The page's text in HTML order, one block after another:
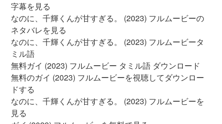
字幕を見る
なのに、千輝くんが甘すぎる。 (2023) フルムービーの
ネタバレを見る
なのに、千輝くんが甘すぎる。 (2023) フルムービータ
ミル語
無料ガイ (2023) フルムービー タミル語 ダウンロード
無料のガイ (2023) フルムービーを視聴してダウンロー
ドする
なのに、千輝くんが甘すぎる。 (2023) フルムービーを
見る